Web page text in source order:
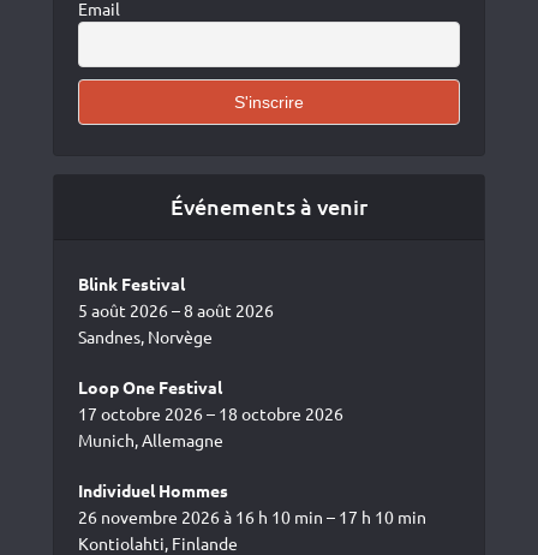
Email
Événements à venir
Blink Festival
5 août 2026 – 8 août 2026
Sandnes, Norvège
Loop One Festival
17 octobre 2026 – 18 octobre 2026
Munich, Allemagne
Individuel Hommes
26 novembre 2026 à 16 h 10 min – 17 h 10 min
Kontiolahti, Finlande